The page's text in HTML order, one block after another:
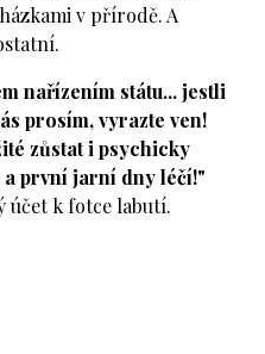
v přírodě. A
nařízením státu... jestli
prosím, vyrazte ven!
zůstat i psychicky
první jarní dny léčí!"
účet k fotce labutí.